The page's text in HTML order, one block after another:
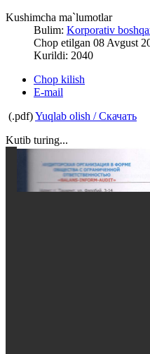
Kushimcha ma`lumotlar
Bulim: Korporativ
Chop etilgan 08 Avgust
Kurildi: 2040
Chop kilish
E-mail
(.pdf)Yuqlab olish / Скачать
Kutib turing...